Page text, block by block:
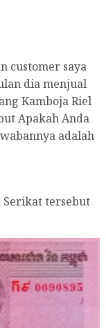
customer saya
dia menjual
Kamboja Riel
Apakah Anda
adalah
tersebut